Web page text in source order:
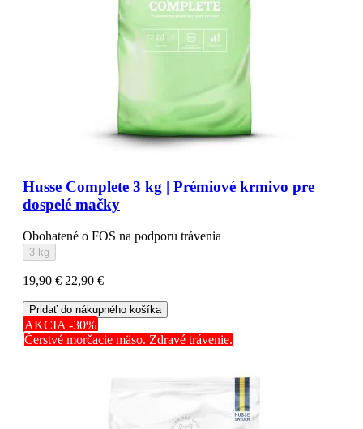
Husse Complete 3 kg | Prémiové krmivo pre
dospelé mačky
Obohatené o FOS na podporu trávenia
3 kg
19,90 € 22,90 €
Pridať do nákupného košíka
AKCIA -30%
Čerstvé morčacie mäso. Zdravé trávenie.